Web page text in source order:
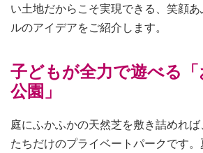
い土地だからこそ実現できる、笑顔
ルのアイデアをご紹介します。
子どもが全力で遊べる
公園」
庭にふかふかの天然芝を敷き詰めれ
たちだけのプライベートパークです